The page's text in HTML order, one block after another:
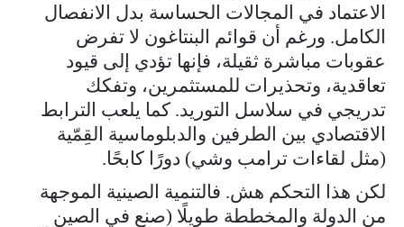
الاعتماد في المجالات الحساسة بدل الانفصال
الكامل. ورغم أن قوائم البنتاغون لا تفرض
عقوبات مباشرة ثقيلة، فإنها تؤدي إلى قيود
تعاقدية، وتحذيرات للمستثمرين، وتفكك
تدريجي في سلاسل التوريد. كما يلعب الترابط
الاقتصادي بين الطرفين والدبلوماسية القِمّية
(مثل لقاءات ترامب وشي) دورًا كابحًا.
لكن هذا التحكم هش. فالتنمية الصينية الموجهة
من الدولة والمخططة طويلًا (صنع في الصين